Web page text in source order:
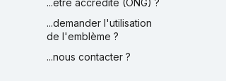
...être accrédité (ONG) ?
...demander l'utilisation
de l'emblème ?
...nous contacter ?